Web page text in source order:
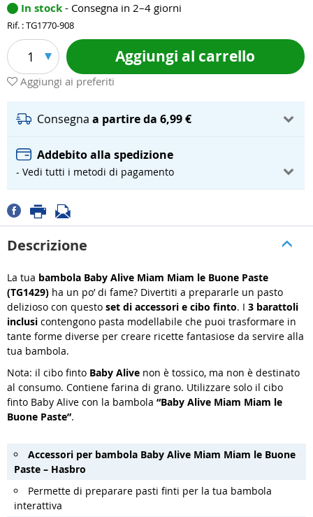
In stock - Consegna in 2–4 giorni
Rif. : TG1770-908
1 Aggiungi al carrello
Aggiungi ai preferiti
Consegna a partire da 6,99 €
Addebito alla spedizione
- Vedi tutti i metodi di pagamento
Descrizione
La tua bambola Baby Alive Miam Miam le Buone Paste
(TG1429) ha un po’ di fame? Divertiti a prepararle un pasto
delizioso con questo set di accessori e cibo finto. I 3 barattoli
inclusi contengono pasta modellabile che puoi trasformare in
tante forme diverse per creare ricette fantasiose da servire alla
tua bambola.
Nota: il cibo finto Baby Alive non è tossico, ma non è destinato
al consumo. Contiene farina di grano. Utilizzare solo il cibo
finto Baby Alive con la bambola “Baby Alive Miam Miam le
Buone Paste”.
Accessori per bambola Baby Alive Miam Miam le Buone
Paste – Hasbro
Permette di preparare pasti finti per la tua bambola
interattiva